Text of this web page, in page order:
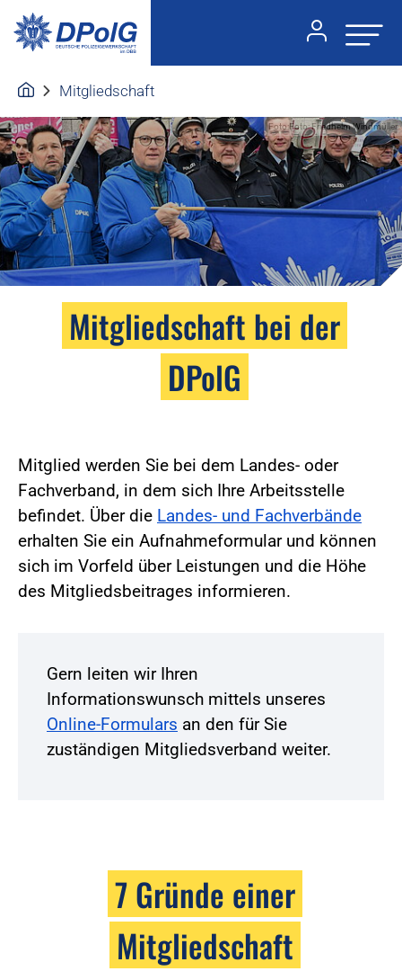
Mitgliedschaft
Foto:Foto: Friedhelm Windmüller
Mitgliedschaft bei der
DPolG
Mitglied werden Sie bei dem Landes- oder
Fachverband, in dem sich Ihre Arbeitsstelle
befindet. Über die Landes- und Fachverbände
erhalten Sie ein Aufnahmeformular und können
sich im Vorfeld über Leistungen und die Höhe
des Mitgliedsbeitrages informieren.
Gern leiten wir Ihren
Informationswunsch mittels unseres
Online-Formulars an den für Sie
zuständigen Mitgliedsverband weiter.
7 Gründe einer
Mitgliedschaft